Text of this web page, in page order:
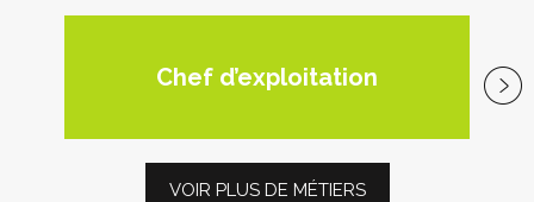
Chef d’exploitation
VOIR PLUS DE MÉTIERS